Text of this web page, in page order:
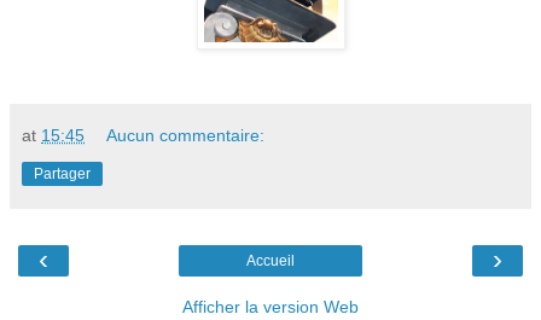
at 15:45 Aucun commentaire:
Partager
‹ ›
Accueil
Afficher la version Web